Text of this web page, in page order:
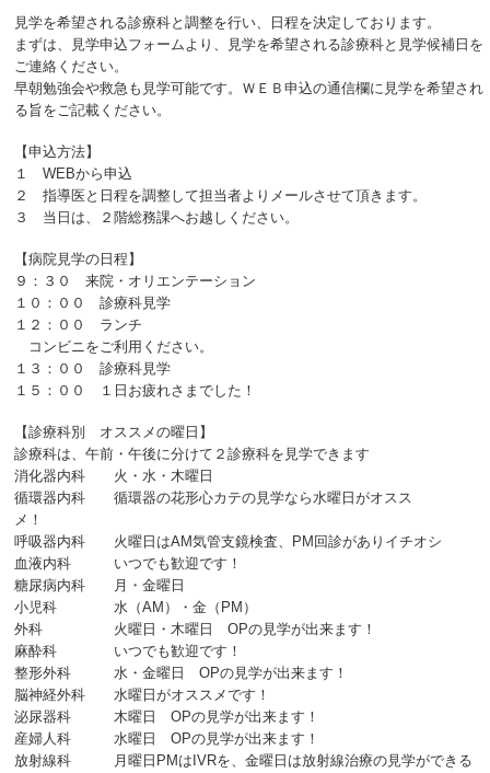
見学を希望される診療科と調整を行い、日程を決定しております。
まずは、見学申込フォームより、見学を希望される診療科と見学候補日を
ご連絡ください。
早朝勉強会や救急も見学可能です。ＷＥＢ申込の通信欄に見学を希望され
る旨をご記載ください。
【申込方法】
１ WEBから申込
２ 指導医と日程を調整して担当者よりメールさせて頂きます。
３ 当日は、２階総務課へお越しください。
【病院見学の日程】
９：３０ 来院・オリエンテーション
１０：００ 診療科見学
１２：００ ランチ
コンビニをご利用ください。
１３：００ 診療科見学
１５：００ １日お疲れさまでした！
【診療科別 オススメの曜日】
診療科は、午前・午後に分けて２診療科を見学できます
消化器内科 火・水・木曜日
循環器内科 循環器の花形心カテの見学なら水曜日がオスス
メ！
呼吸器内科 火曜日はAM気管支鏡検査、PM回診がありイチオシ
血液内科 いつでも歓迎です！
糖尿病内科 月・金曜日
小児科 水（AM）・金（PM）
外科 火曜日・木曜日 OPの見学が出来ます！
麻酔科 いつでも歓迎です！
整形外科 水・金曜日 OPの見学が出来ます！
脳神経外科 水曜日がオススメです！
泌尿器科 木曜日 OPの見学が出来ます！
産婦人科 水曜日 OPの見学が出来ます！
放射線科 月曜日PMはIVRを、金曜日は放射線治療の見学ができる